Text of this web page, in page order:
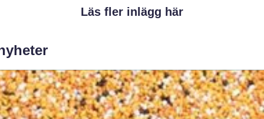
Läs fler inlägg här